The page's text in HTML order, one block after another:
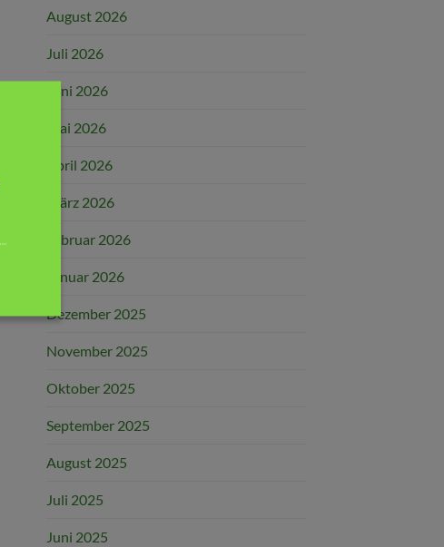
August 2026
Juli 2026
Juni 2026
Mai 2026
April 2026
März 2026
Februar 2026
Januar 2026
Dezember 2025
November 2025
Oktober 2025
September 2025
August 2025
Juli 2025
Juni 2025